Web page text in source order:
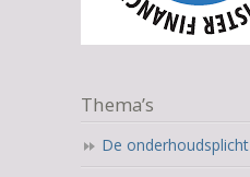
Thema’s
De onderhoudsplicht